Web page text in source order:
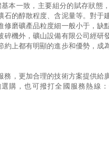
本一致，主要組分的賦存狀態
的醇散程度、含泥量等。對于
磨礦產品粒度細一般小于，缺
機外，礦山設備有限公司經研
上都有明顯的進步和優勢，成
，更加合理的技術方案提供給
購，也可撥打全國服務熱線：